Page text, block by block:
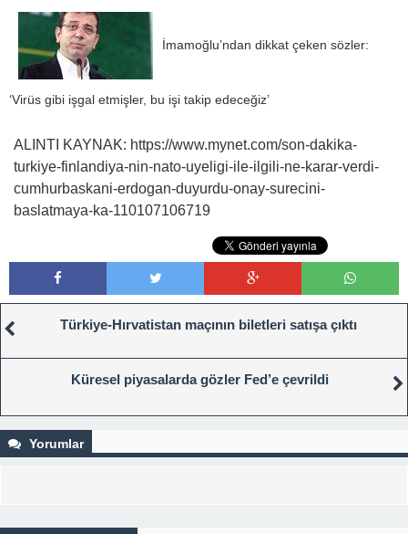
İmamoğlu’ndan dikkat çeken sözler:
‘Virüs gibi işgal etmişler, bu işi takip edeceğiz’
ALINTI KAYNAK: https://www.mynet.com/son-dakika-
turkiye-finlandiya-nin-nato-uyeligi-ile-ilgili-ne-karar-verdi-
cumhurbaskani-erdogan-duyurdu-onay-surecini-
baslatmaya-ka-110107106719
Türkiye-Hırvatistan maçının biletleri satışa çıktı
Küresel piyasalarda gözler Fed’e çevrildi
Yorumlar